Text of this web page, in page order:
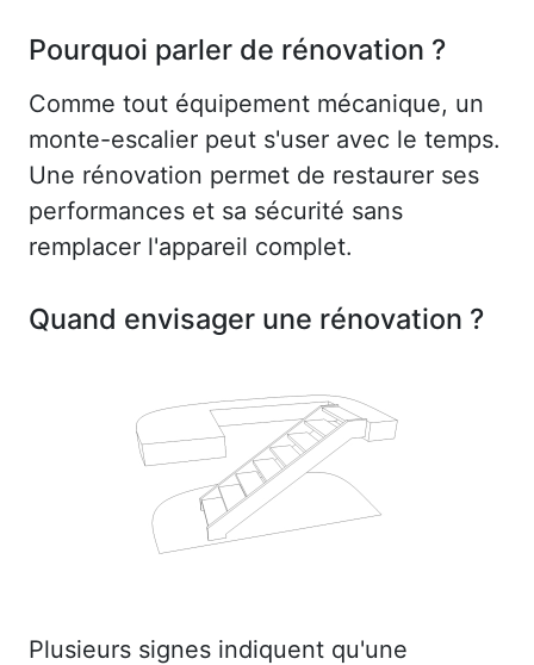
Pourquoi parler de rénovation ?
Comme tout équipement mécanique, un
monte-escalier peut s'user avec le temps.
Une rénovation permet de restaurer ses
performances et sa sécurité sans
remplacer l'appareil complet.
Quand envisager une rénovation ?
Plusieurs signes indiquent qu'une